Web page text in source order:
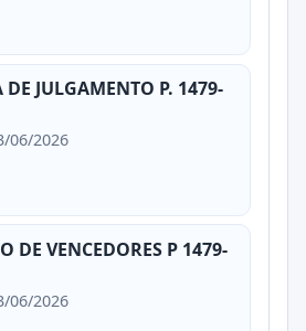
JULGAMENTO P. 1479-
06/2026
DE VENCEDORES P 1479-
06/2026